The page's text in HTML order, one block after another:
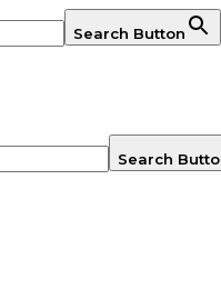
Search Button
Search